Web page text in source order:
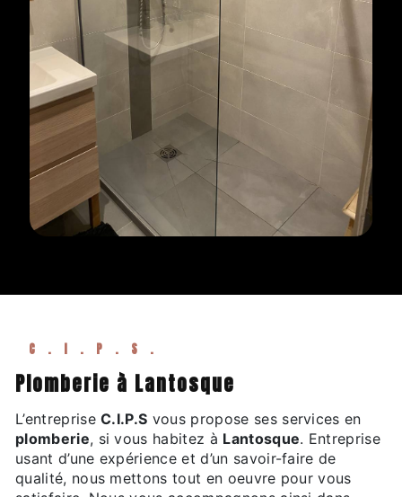
C.I.P.S.
plomberie à Lantosque
L’entrepriseC.I.P.S vous propose ses services en
plomberie, si vous habitez à Lantosque. Entreprise
usant d’une expérience et d’un savoir-faire de
qualité, nous mettons tout en oeuvre pour vous